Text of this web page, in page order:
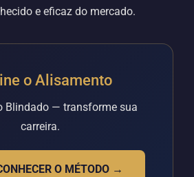
e eficaz do mercado.
o Alisamento
Blindado — transforme sua
carreira.
O MÉTODO →